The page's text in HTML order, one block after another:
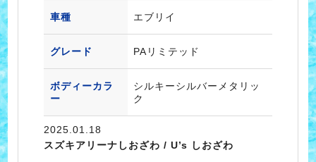
車種 エブリイ
グレード PAリミテッド
ボディーカラ
ー
シルキーシルバーメタリッ
ク
2025.01.18
スズキアリーナしおざわ / U’s しおざわ